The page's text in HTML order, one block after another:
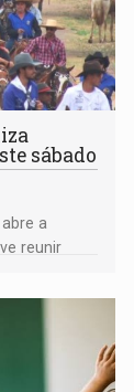
sábado
a
reunir